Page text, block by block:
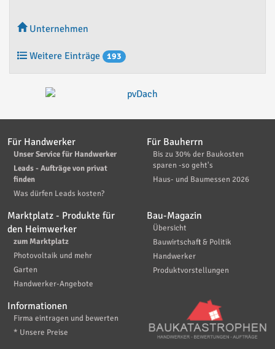
Unternehmen
Weitere Einträge 193
Für Handwerker
Unser Service für Handwerker
Leads - Aufträge von privat
finden
Was dürfen Leads kosten?
Für Bauherrn
Bis zu 30% der Baukosten
sparen -so geht's
Haus- und Baumessen 2026
Marktplatz - Produkte für
den Heimwerker
zum Marktplatz
Photovoltaik und mehr
Garten
Handwerker-Angebote
Bau-Magazin
Übersicht
Bauwirtschaft & Politik
Handwerker
Produktvorstellungen
Informationen
Firma eintragen und bewerten
* Unsere Preise